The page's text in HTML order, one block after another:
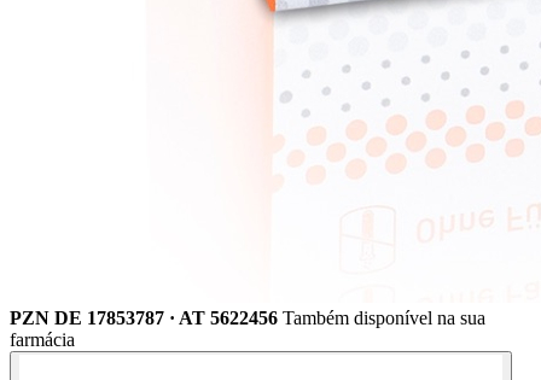
PZN DE 17853787 · AT 5622456 Também disponível na sua
farmácia